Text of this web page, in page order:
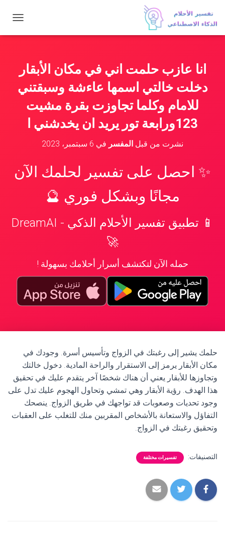
ب
ت
انا عازب حلمت اني في مكان الأبقار
دخلت خالتي اسمها عاءشة وسبقتني
للامام وكلما تجاوزت بقرة مشيت
123ورابعة تور يريد ان يخدشني ا
نشرت من قبل المفسر في 6 سبتمبر، 2023
✨ احصل على تفسير لحلمك الآن
مجانًا وبشكل فوري 🔮
📱 تطبيق تفسير الأحلام الذكي - DreamAI
🚀
حمله الآن لتكتشف أسرار أحلامك بسهولة !
حلمك يشير إلى رغبتك في الزواج وتأسيس أسرة. وجودك في
مكان الأبقار يرمز إلى الاستقرار والراحة المادية. دخول خالتك
وتجاوزها للأبقار يعني أن هناك شخصًا آخر يتقدم عليك في تحقيق
هذا الهدف. رؤية الأبقار وهي تمشي وتحاول الهجوم عليك تدل على
وجود تحديات وصعوبات قد تواجهك في طريق الزواج. ينصحك
التفاؤل والاستعانة بالأشخاص المقربين منك للتغلب على العقبات
وتحقيق رغبتك في الزواج.
التصنيفات: تفسيرات مختلفة